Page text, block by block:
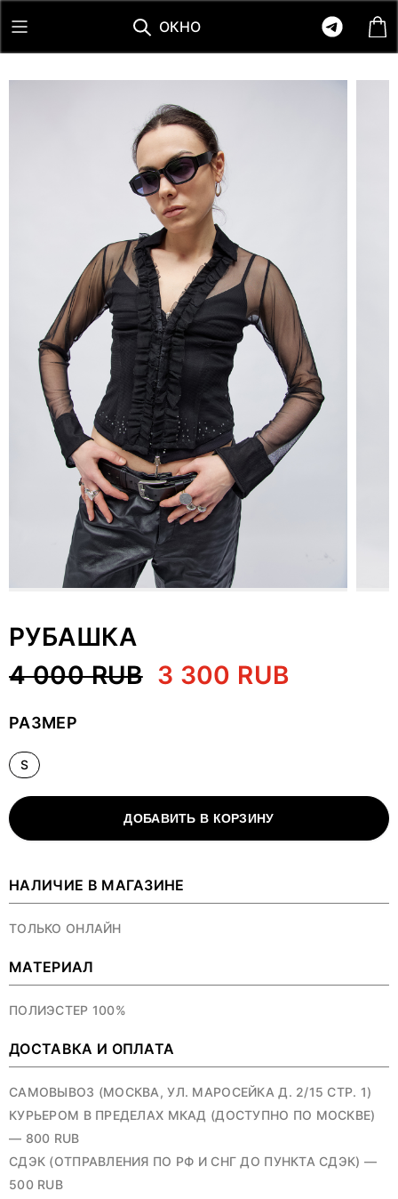
ОКНО
РУБАШКА
4 000 RUB 3 300 RUB
РАЗМЕР
S
ДОБАВИТЬ В КОРЗИНУ
НАЛИЧИЕ В МАГАЗИНЕ
ТОЛЬКО ОНЛАЙН
МАТЕРИАЛ
ПОЛИЭСТЕР 100%
ДОСТАВКА И ОПЛАТА
САМОВЫВОЗ (МОСКВА, УЛ. МАРОСЕЙКА Д. 2/15 СТР. 1)
КУРЬЕРОМ В ПРЕДЕЛАХ МКАД (ДОСТУПНО ПО МОСКВЕ)
— 800 RUB
СДЭК (ОТПРАВЛЕНИЯ ПО РФ И СНГ ДО ПУНКТА СДЭК) —
500 RUB